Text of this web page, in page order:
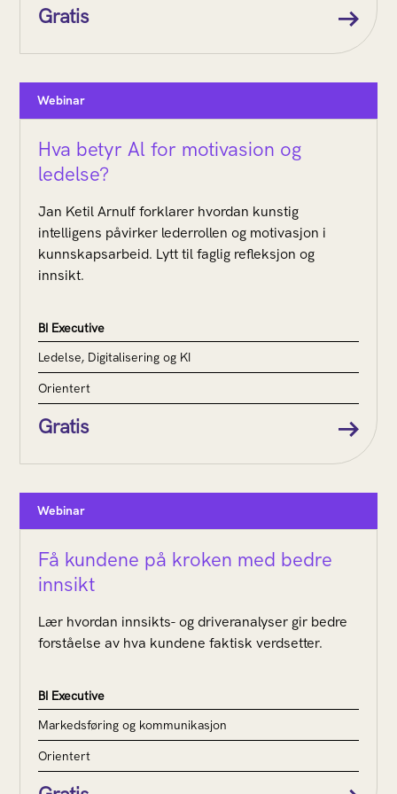
Gratis
Webinar
Hva betyr Al for motivasion og
ledelse?
Jan Ketil Arnulf forklarer hvordan kunstig
intelligens påvirker lederrollen og motivasjon i
kunnskapsarbeid. Lytt til faglig refleksjon og
innsikt.
BI Executive
Ledelse, Digitalisering og KI
Orientert
Gratis
Webinar
Få kundene på kroken med bedre
innsikt
Lær hvordan innsikts- og driveranalyser gir bedre
forståelse av hva kundene faktisk verdsetter.
BI Executive
Markedsføring og kommunikasjon
Orientert